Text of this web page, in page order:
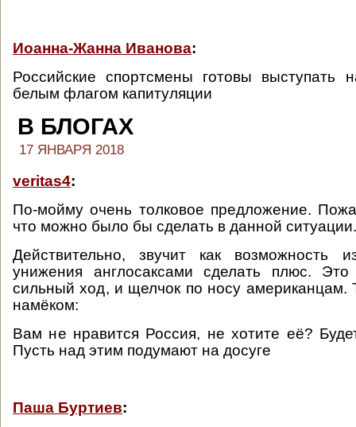
Иоанна-Жанна Иванова:
Российские спортсмены готовы выступать
белым флагом капитуляции
В БЛОГАХ
17 ЯНВАРЯ 2018
veritas4:
По-мойму очень толковое предложение.
что можно было бы сделать в данной ситуации.
Действительно, звучит как возможность
унижения англосаксами сделать плюс.
сильный ход, и щелчок по носу американцам.
намёком:
Вам не нравится Россия, не хотите её?
Пусть над этим подумают на досуге
Паша Буртиев: